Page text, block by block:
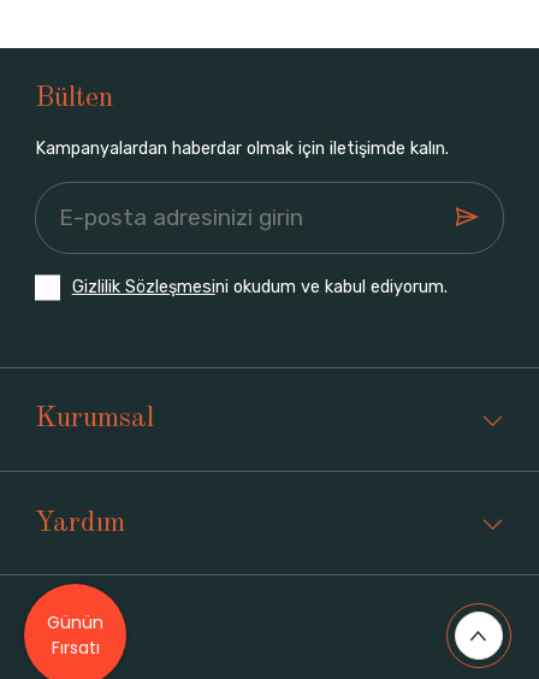
Bülten
Kampanyalardan haberdar olmak için iletişimde kalın.
Gizlilik Sözleşmesini okudum ve kabul ediyorum.
Kurumsal
Yardım
Üyelik
Günün
Fırsatı